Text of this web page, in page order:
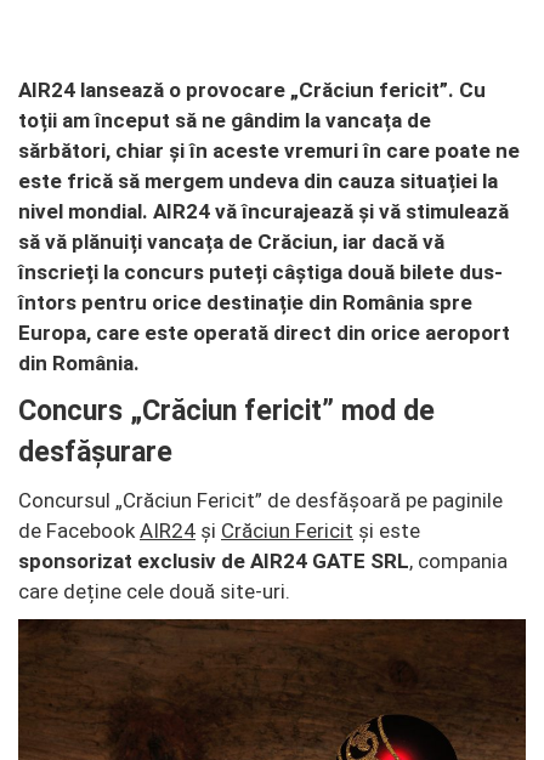
AIR24 lansează o provocare „Crăciun fericit”. Cu
toții am început să ne gândim la vancața de
sărbători, chiar și în aceste vremuri în care poate ne
este frică să mergem undeva din cauza situației la
nivel mondial. AIR24 vă încurajează și vă stimulează
să vă plănuiți vancața de Crăciun, iar dacă vă
înscrieți la concurs puteți câștiga două bilete dus-
întors pentru orice destinație din România spre
Europa, care este operată direct din orice aeroport
din România.
Concurs „Crăciun fericit” mod de
desfășurare
Concursul „Crăciun Fericit” de desfășoară pe paginile
de Facebook AIR24 și Crăciun Fericit și este
sponsorizat exclusiv de AIR24 GATE SRL, compania
care deține cele două site-uri.